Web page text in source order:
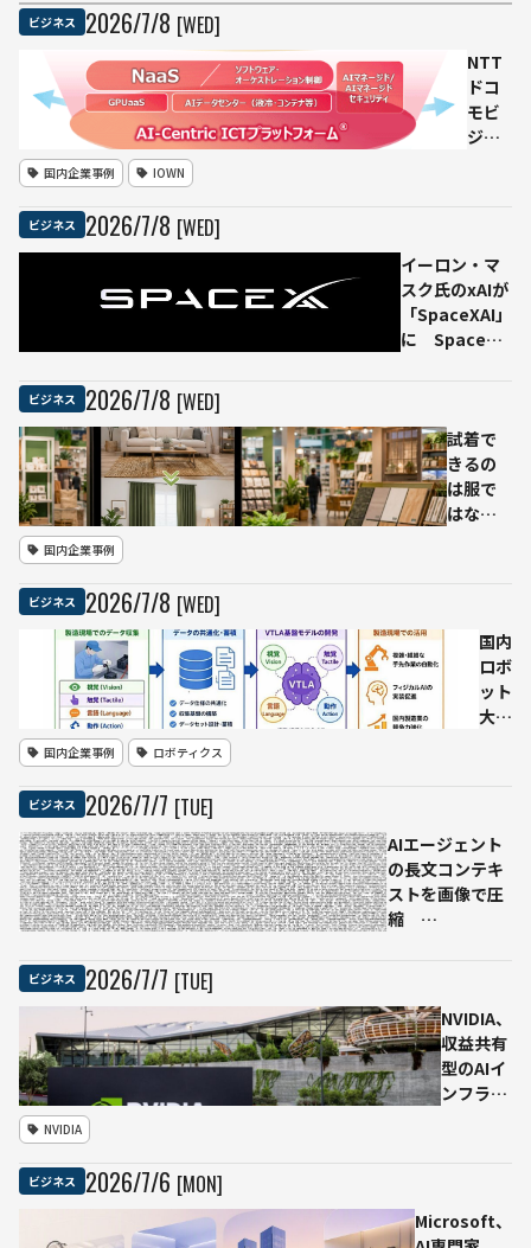
ビジネス 2026/7/8 [WED]
NTT
ドコ
モビ
ジネ
GPU
を
IOWN
APN
証環
境を
提供
開
推論
を検
証
国内企業事例 IOWN
ビジネス 2026/7/8 [WED]
イーロン・マ
スク氏のxAIが
「SpaceXAI」
に SpaceX
ビジネス 2026/7/8 [WED]
試着で
きるの
は服で
はなく
成AI活用
の店頭
サイネ
ージ
国内企業事例
ビジネス 2026/7/8 [WED]
国内
ロボ
ット
大手
AIで
連
携
ナッ
ク・
安川
電
む基
国内企業事例 ロボティクス
ビジネス 2026/7/7 [TUE]
AIエージェント
の長文コンテキ
ストを画像で圧
縮
と報告
ビジネス 2026/7/7 [TUE]
NVIDIA、
収益共有
型のAIイ
ンフラ提
者と組み
アクセス
NVIDIA
ビジネス 2026/7/6 [MON]
Microsoft、